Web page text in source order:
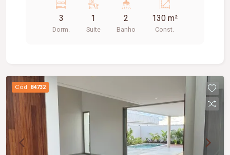
ambientes, 01 cozinha com armário sob a pia, 01
área de serviço, 01 banheiro social com armário
sob a pia e 01 vaga de garagem. Uma excelente
3
Dorm.
1
Suite
2
Banho
130 m²
Const.
Cód. 84732